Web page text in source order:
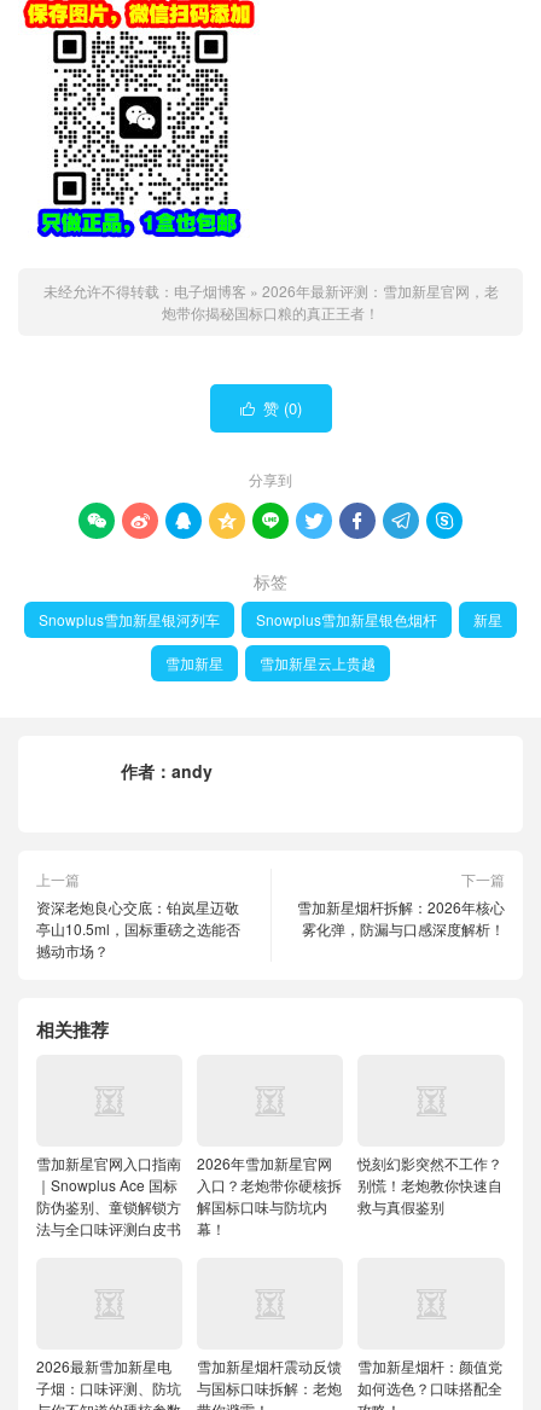
未经允许不得转载： 电子烟博客 » 2026年最新评测：雪加新星官网，老
炮带你揭秘国标口粮的真正王者！
 赞 (0)
分享到
        
标签
Snowplus雪加新星银河列车 Snowplus雪加新星银色烟杆 新星
雪加新星 雪加新星云上贵越
作者： andy
上一篇
资深老炮良心交底：铂岚星迈敬
亭山10.5ml，国标重磅之选能否
撼动市场？
下一篇
雪加新星烟杆拆解：2026年核心
雾化弹，防漏与口感深度解析！
相关推荐
雪加新星官网入口指南
｜Snowplus Ace 国标
防伪鉴别、童锁解锁方
法与全口味评测白皮书
2026年雪加新星官网
入口？老炮带你硬核拆
解国标口味与防坑内
幕！
悦刻幻影突然不工作？
别慌！老炮教你快速自
救与真假鉴别
2026最新雪加新星电
子烟：口味评测、防坑
雪加新星烟杆震动反馈
与国标口味拆解：老炮
雪加新星烟杆：颜值党
如何选色？口味搭配全